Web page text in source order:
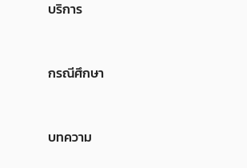
บริการ
กรณีศึกษา
บทความ